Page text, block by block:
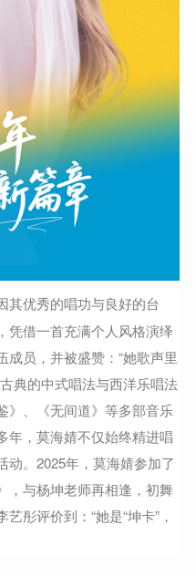
其优秀的唱功与良好的台
凭借一首充满个人风格演绎
员，并被盛赞：“她歌声里
典的中式唱法与西洋乐唱法
》、《无间道》等多部音乐
年，莫海婧不仅始终精进唱
动。2025年，莫海婧参加了
，与杨坤老师再相逢，初舞
彤评价到：“她是“坤卡”，